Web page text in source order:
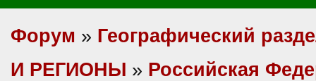
Форум » Географический
И РЕГИОНЫ » Российская